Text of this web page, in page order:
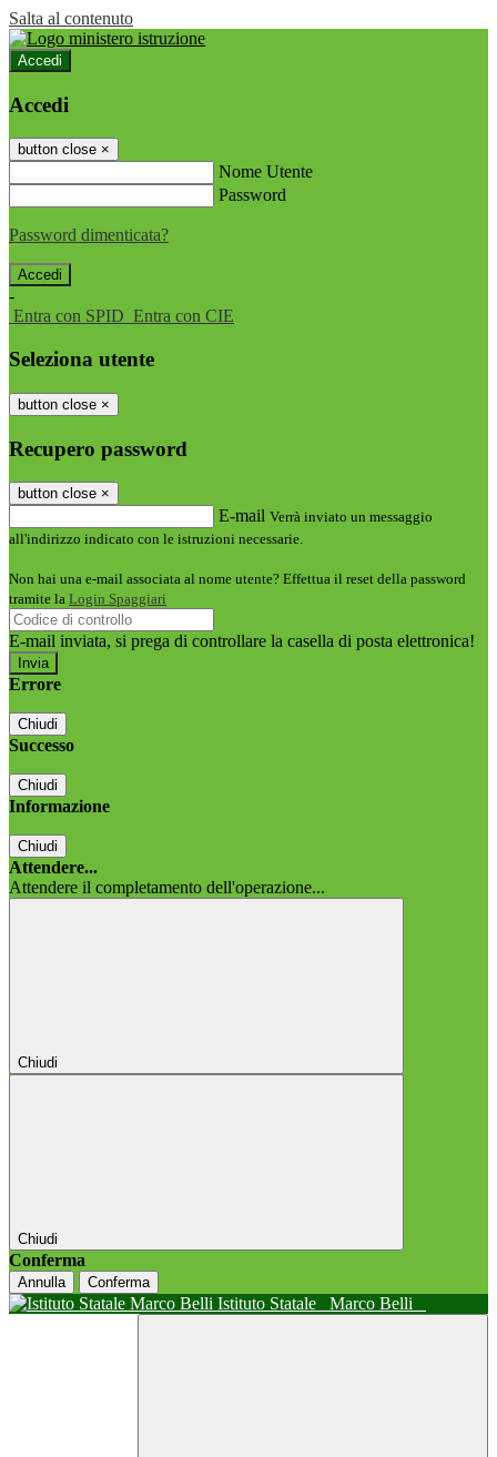
Salta al contenuto
Accedi
Accedi
button close ×
Nome Utente
Password
Password dimenticata?
-
Entra con SPID Entra con CIE
Seleziona utente
button close ×
Recupero password
button close ×
E-mail Verrà inviato un messaggio
all'indirizzo indicato con le istruzioni necessarie.
Non hai una e-mail associata al nome utente? Effettua il reset della password
tramite la Login Spaggiari
E-mail inviata, si prega di controllare la casella di posta elettronica!
Errore
Chiudi
Successo
Chiudi
Informazione
Chiudi
Attendere...
Attendere il completamento dell'operazione...
Chiudi
Chiudi
Conferma
Annulla Conferma
Istituto Statale Marco Belli